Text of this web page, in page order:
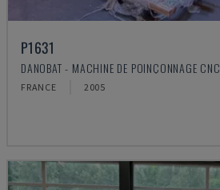
P1631
DANOBAT - MACHINE DE POINÇONNAGE CNC
FRANCE 2005